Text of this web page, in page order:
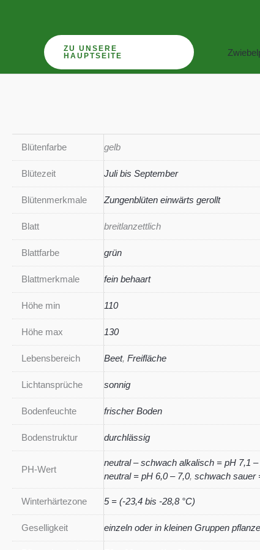
ZU UNSERE
HAUPTSEITE
Blütenfarbe gelb
Blütezeit Juli bis September
Blütenmerkmale Zungenblüten einwärts gerollt
Blatt breitlanzettlich
Blattfarbe grün
Blattmerkmale fein behaart
Höhe min 110
Höhe max 130
Lebensbereich Beet, Freifläche
Lichtansprüche sonnig
Bodenfeuchte frischer Boden
Bodenstruktur durchlässig
PH-Wert
neutral – schwach alkalisch = pH 7,1 –
neutral = pH 6,0 – 7,0, schwach sauer
Winterhärtezone 5 = (-23,4 bis -28,8 °C)
Geselligkeit einzeln oder in kleinen Gruppen